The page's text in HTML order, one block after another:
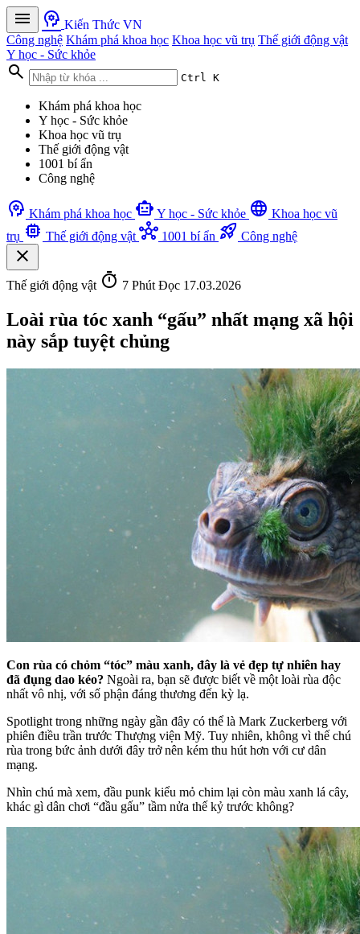
menu psychology Kiến Thức VN
Công nghệ Khám phá khoa học Khoa học vũ trụ Thế giới động vật
Y học - Sức khỏe
search Ctrl K
Khám phá khoa học
Y học - Sức khỏe
Khoa học vũ trụ
Thế giới động vật
1001 bí ẩn
Công nghệ
psychology Khám phá khoa học smart_toy Y học - Sức khỏe language Khoa học vũ
trụ memory Thế giới động vật hub 1001 bí ẩn rocket_launch Công nghệ
close
Thế giới động vật timer 7 Phút Đọc 17.03.2026
Loài rùa tóc xanh “gấu” nhất mạng xã hội
này sắp tuyệt chủng
Con rùa có chỏm “tóc” màu xanh, đây là vẻ đẹp tự nhiên hay
đã đụng dao kéo? Ngoài ra, bạn sẽ được biết về một loài rùa độc
nhất vô nhị, với số phận đáng thương đến kỳ lạ.
Spotlight trong những ngày gần đây có thể là Mark Zuckerberg với
phiên điều trần trước Thượng viện Mỹ. Tuy nhiên, không vì thế chú
rùa trong bức ảnh dưới đây trở nên kém thu hút hơn với cư dân
mạng.
Nhìn chú mà xem, đầu punk kiểu mỏ chim lại còn màu xanh lá cây,
khác gì dân chơi “đầu gấu” tầm nửa thế kỷ trước không?